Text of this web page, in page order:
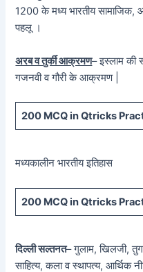
1200 के मध्य भारतीय सामाजिक,
पहलू ।
अरब व तुर्की आक्रमण– इस्लाम की
गजनवी व गौरी के आक्रमण |
200 MCQ in Qtricks
मध्यकालीन भारतीय इतिहास
200 MCQ in Qtricks
दिल्ली सल्तनत– गुलाम, खिलजी,
साहित्य, कला व स्थापत्य, आर्थिक